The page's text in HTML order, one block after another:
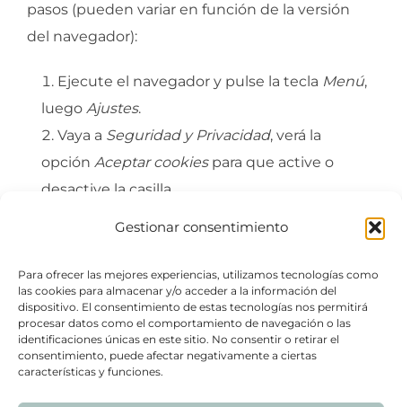
Gestionar consentimiento
Para ofrecer las mejores experiencias, utilizamos tecnologías como
las cookies para almacenar y/o acceder a la información del
dispositivo. El consentimiento de estas tecnologías nos permitirá
procesar datos como el comportamiento de navegación o las
identificaciones únicas en este sitio. No consentir o retirar el
consentimiento, puede afectar negativamente a ciertas
características y funciones.
pasos (pueden variar en función de la versión
del navegador):
Ejecute el navegador y pulse la tecla Menú,
luego Ajustes.
Vaya a Seguridad y Privacidad, verá la
opción Aceptar cookiespara que active o
desactive la casilla.
Phonesiga estos pasos (pueden variar en
función de la versión del navegador):
AbraInternet Explorer, luegoMás,